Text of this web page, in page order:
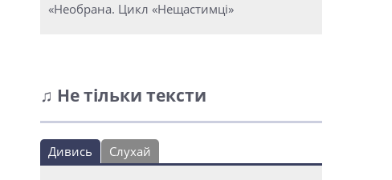
«Необрана. Цикл «Нещастимці»
♫ Не тільки тексти
Дивись Слухай